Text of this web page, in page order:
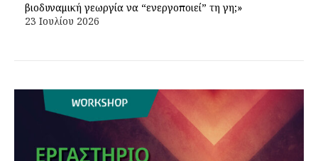
βιοδυναμική γεωργία να “ενεργοποιεί” τη γη;»
23 Ιουλίου 2026